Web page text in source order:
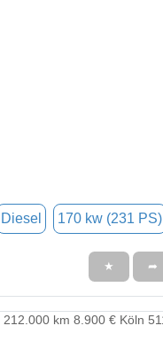
Diesel 170 kw (231 PS)
★ ➦